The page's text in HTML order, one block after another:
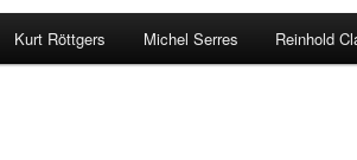
Kurt Röttgers Michel Serres Reinhold